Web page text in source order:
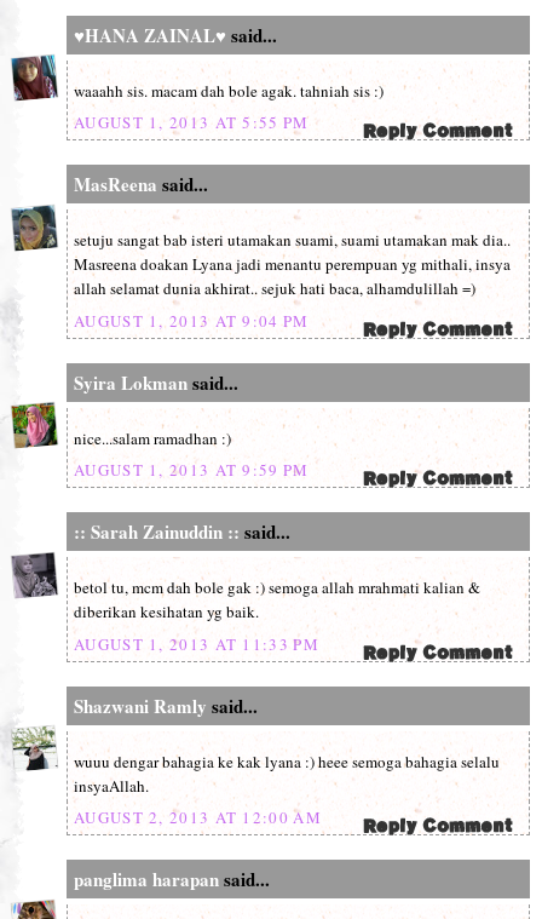
♥HANA ZAINAL♥ said...
waaahh sis. macam dah bole agak. tahniah sis :)
AUGUST 1, 2013 AT 5:55 PM
MasReena said...
setuju sangat bab isteri utamakan suami, suami utamakan mak dia..
Masreena doakan Lyana jadi menantu perempuan yg mithali, insya
allah selamat dunia akhirat.. sejuk hati baca, alhamdulillah =)
AUGUST 1, 2013 AT 9:04 PM
Syira Lokmansaid...
nice...salam ramadhan :)
AUGUST 1, 2013 AT 9:59 PM
:: Sarah Zainuddin :: said...
betol tu, mcm dah bole gak :) semoga allah mrahmati kalian &
diberikan kesihatan yg baik.
AUGUST 1, 2013 AT 11:33 PM
Shazwani Ramly said...
wuuu dengar bahagia ke kak lyana :) heee semoga bahagia selalu
insyaAllah.
AUGUST 2, 2013 AT 12:00 AM
panglima harapansaid...